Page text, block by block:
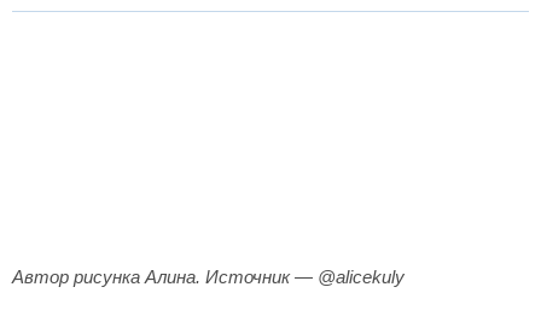
Автор рисунка Алина. Источник — @alicekuly